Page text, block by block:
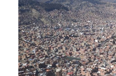
El día anterior
después de llegar a la
pierdas elrecorrido
Cochabambaen esta